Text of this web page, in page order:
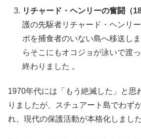
リチャード・ヘンリーの奮闘（
護の先駆者リチャード・ヘンリ
ポを捕食者のいない島へ移送し
らそこにもオコジョが泳いで渡
終わりました 。
1970年代には「もう絶滅した」と思
りましたが、スチュアート島でわず
れ、現代の保護活動が本格化しました